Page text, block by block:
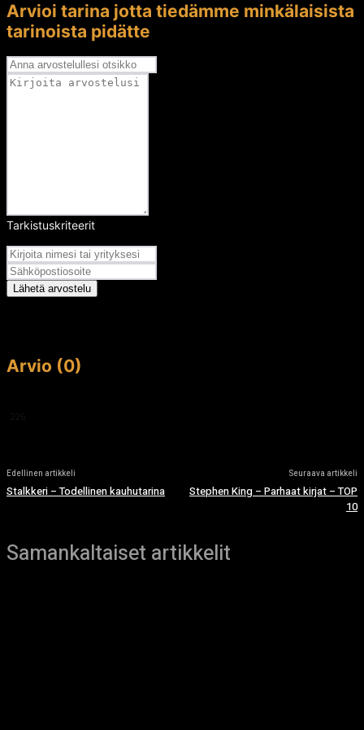
Arvioi tarina jotta tiedämme minkälaisista
tarinoista pidätte
Tarkistuskriteerit
Lähetä arvostelu
Arvio (0)
Edellinen artikkeli
Stalkkeri – Todellinen kauhutarina
Seuraava artikkeli
Stephen King – Parhaat kirjat – TOP
10
Samankaltaiset artikkelit